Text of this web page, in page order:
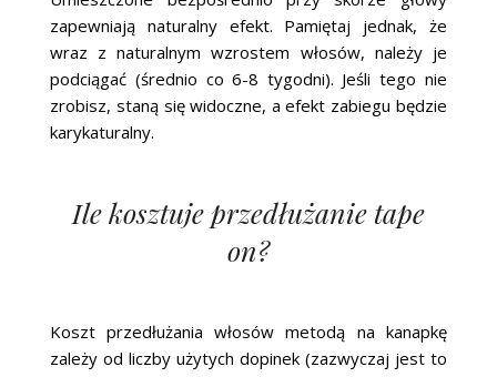
zapewniają naturalny efekt. Pamiętaj jednak, że
wraz z naturalnym wzrostem włosów, należy je
podciągać (średnio co 6-8 tygodni). Jeśli tego nie
zrobisz, staną się widoczne, a efekt zabiegu będzie
karykaturalny.
Ile kosztuje przedłużanie tape
on?
Koszt przedłużania włosów metodą na kanapkę
zależy od liczby użytych dopinek (zazwyczaj jest to